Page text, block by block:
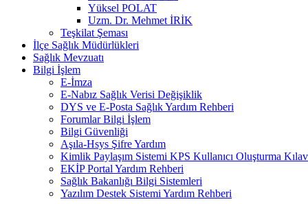
Yüksel POLAT
Uzm. Dr. Mehmet İRİK
Teşkilat Şeması
İlçe Sağlık Müdürlükleri
Sağlık Mevzuatı
Bilgi İşlem
E-İmza
E-Nabız Sağlık Verisi Değişiklik
DYS ve E-Posta Sağlık Yardım Rehberi
Forumlar Bilgi İşlem
Bilgi Güvenliği
Aşıla-Hsys Şifre Yardım
Kimlik Paylaşım Sistemi KPS Kullanıcı Oluşturma
EKİP Portal Yardım Rehberi
Sağlık Bakanlığı Bilgi Sistemleri
Yazılım Destek Sistemi Yardım Rehberi